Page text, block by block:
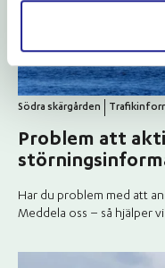
Södra skärgården
Problem att
Har du problem med att
Meddela oss – så hjälper